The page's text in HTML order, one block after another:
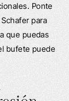
Ponte
para
que puedas
bufete puede